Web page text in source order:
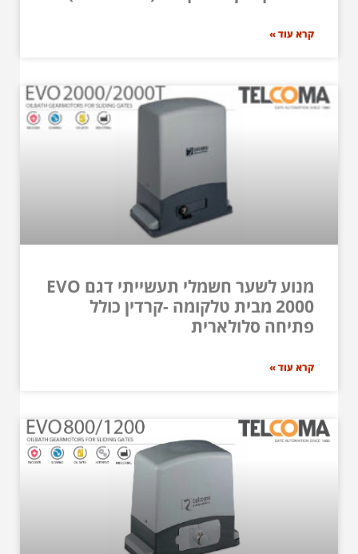
קרא עוד »
מנוע לשער חשמלי תעשייתי דגם EVO
2000 מבית טלקומה -קרדין כולל
פתיחה סלולארית
קרא עוד »